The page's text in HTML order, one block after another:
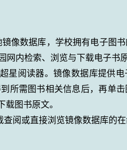
像数据库，学校拥有电子图
内检索、浏览与下载电子书原
星阅读器。镜像数据库提供
所需图书相关信息后，再单
图书原文。
阅或直接浏览镜像数据库的在